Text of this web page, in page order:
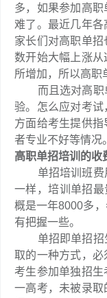
多，如果参加高
难了。最近几年
家长们对高职单
数开始大幅上涨
所增加，所以高职
而且选对高职单
验。怎么应对考
方面给考生提供
者专业不好等情况。
高职单招培训的收
单招培训班费用
一样，培训单招
概是一年8000多
有把握一些。
单招即单招招生
取的一种方式，必
考生参加单独招
一高考，未被录